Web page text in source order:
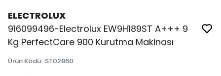
ELECTROLUX
916099496-Electrolux EW9H189ST A+++ 9
Kg PerfectCare 900 Kurutma Makinası
Ürün Kodu: ST02860